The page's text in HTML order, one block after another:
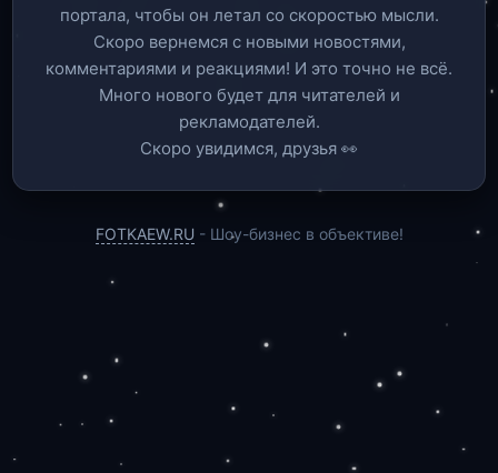
портала, чтобы он летал со скоростью мысли.
Скоро вернемся c новыми новостями,
комментариями и реакциями! И это точно не всё.
Много нового будет для читателей и
рекламодателей.
Скоро увидимся, друзья 👀
FOTKAEW.RU - Шоу-бизнес в объективе!